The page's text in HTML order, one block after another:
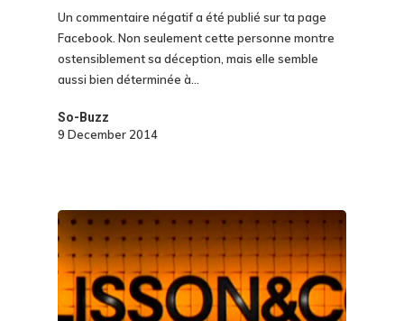
Un commentaire négatif a été publié sur ta page
Facebook. Non seulement cette personne montre
ostensiblement sa déception, mais elle semble
aussi bien déterminée à…
So-Buzz
9 December 2014